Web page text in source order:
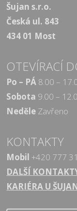
Šujan s.r.o.
Česká ul. 843
434 01 Most
OTEVÍRACÍ
Po – PÁ 8.00 –
Sobota 9.00 –
Neděle Zavřeno
KONTAKTY
Mobil +420 777
DALŠÍ
KARIÉRA U